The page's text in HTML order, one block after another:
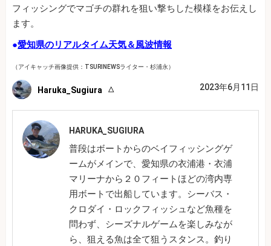
フィッシングでマゴチの群れを狙い撃ちした模様をお伝えし
ます。
●愛知県のリアルタイム天気＆風波情報
（アイキャッチ画像提供：TSURINEWSライター・杉浦永）
Haruka_Sugiura 2023年6月11日
HARUKA_SUGIURA
普段はボートからのベイフィッシングゲ
ームがメインで、愛知県の衣浦港・衣浦
マリーナから２０フィートほどの湾内専
用ボートで出船しています。シーバス・
クロダイ・ロックフィッシュなど魚種を
問わず、シーズナルゲームを楽しみなが
ら、狙える魚は全て狙うスタンス。釣り